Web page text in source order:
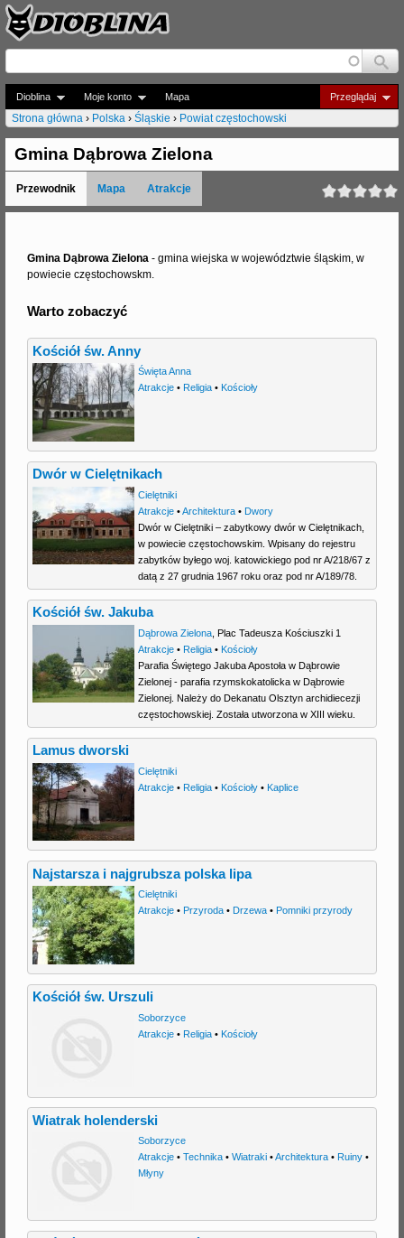
Jump to navigation
Dioblina Moje konto Przeglądaj
Mapa
J
e
s
Strona główna › Polska › Śląskie › Powiat częstochowski
Gmina Dąbrowa Zielona
Przewodnik Mapa Atrakcje
Gmina Dąbrowa Zielona - gmina wiejska w województwie śląskim, w
powiecie częstochowskm.
Warto zobaczyć
Kościół św. Anny
Święta Anna
Atrakcje• Religia• Kościoły
Dwór w Cielętnikach
Cielętniki
Atrakcje•Architektura• Dwory
Dwór w Cielętniki – zabytkowy dwór w Cielętnikach,
w powiecie częstochowskim. Wpisany do rejestru
zabytków byłego woj. katowickiego pod nr A/218/67 z
datą z 27 grudnia 1967 roku oraz pod nr A/189/78.
Kościół św. Jakuba
Dąbrowa Zielona, Plac Tadeusza Kościuszki 1
Atrakcje• Religia• Kościoły
Parafia Świętego Jakuba Apostoła w Dąbrowie
Zielonej - parafia rzymskokatolicka w Dąbrowie
Zielonej. Należy do Dekanatu Olsztyn archidiecezji
częstochowskiej. Została utworzona w XIII wieku.
Lamus dworski
Cielętniki
Atrakcje• Religia• Kościoły• Kaplice
Najstarsza i najgrubsza polska lipa
Cielętniki
Atrakcje• Przyroda• Drzewa• Pomniki przyrody
Kościół św. Urszuli
Soborzyce
Atrakcje• Religia• Kościoły
Wiatrak holenderski
Soborzyce
Atrakcje• Technika• Wiatraki•Architektura• Ruiny•
Młyny